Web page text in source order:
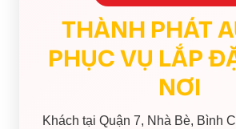
THÀNH PHÁT
PHỤC VỤ LẮP
NƠI
Khách tại Quận 7, Nhà Bè, Bình